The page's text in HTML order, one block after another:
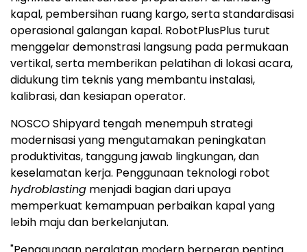
kapal, pembersihan ruang kargo, serta standardisasi
operasional galangan kapal. RobotPlusPlus turut
menggelar demonstrasi langsung pada permukaan
vertikal, serta memberikan pelatihan di lokasi acara,
didukung tim teknis yang membantu instalasi,
kalibrasi, dan kesiapan operator.
NOSCO Shipyard tengah menempuh strategi
modernisasi yang mengutamakan peningkatan
produktivitas, tanggung jawab lingkungan, dan
keselamatan kerja. Penggunaan teknologi robot
hydroblasting menjadi bagian dari upaya
memperkuat kemampuan perbaikan kapal yang
lebih maju dan berkelanjutan.